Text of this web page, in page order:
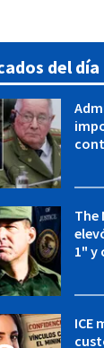
del día
The
1" y creó una fuerza
ICE